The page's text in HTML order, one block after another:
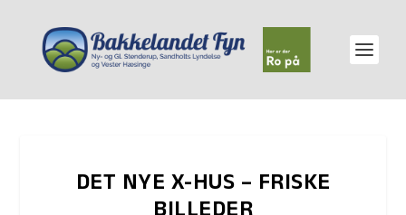
DET NYE X-HUS – FRISKE